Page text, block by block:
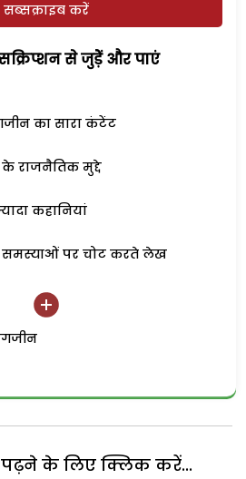
सब्सक्राइब करें
से जुड़ेें और पाएं
का सारा कंटेंट
राजनैतिक मुद्दे
कहानियां
पर चोट करते लेख
पढ़ने के लिए क्लिक करें...